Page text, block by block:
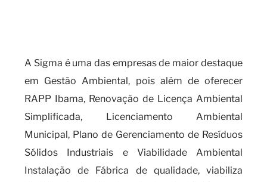
A Sigma é uma das empresas de maior destaque
em Gestão Ambiental, pois além de oferecer
RAPP Ibama, Renovação de Licença Ambiental
Simplificada, Licenciamento Ambiental
Municipal, Plano de Gerenciamento de Resíduos
Sólidos Industriais e Viabilidade Ambiental
Instalação de Fábrica de qualidade, viabiliza